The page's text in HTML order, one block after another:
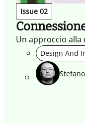
Issue 02
Un approccio alla
Design And